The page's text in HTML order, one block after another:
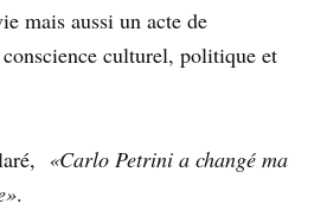
mais aussi un acte de
culturel, politique et
«Carlo Petrini a changé ma
.